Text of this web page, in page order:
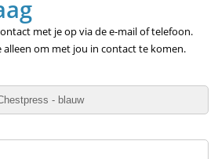
met je op via de e-mail of telefoon.
om met jou in contact te komen.